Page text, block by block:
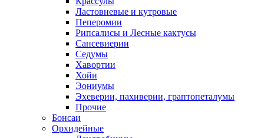
Ластовневые и кутровые
Пеперомии
Рипсалисы и Лесные кактусы
Сансевиерии
Седумы
Хавортии
Хойи
Эониумы
Эхеверии, пахиверии, граптопеталумы
Прочие
Бонсаи
Орхидейные